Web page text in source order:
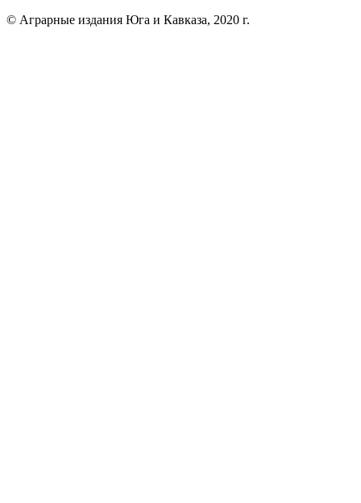
© Аграрные издания Юга и Кавказа, 2020 г.